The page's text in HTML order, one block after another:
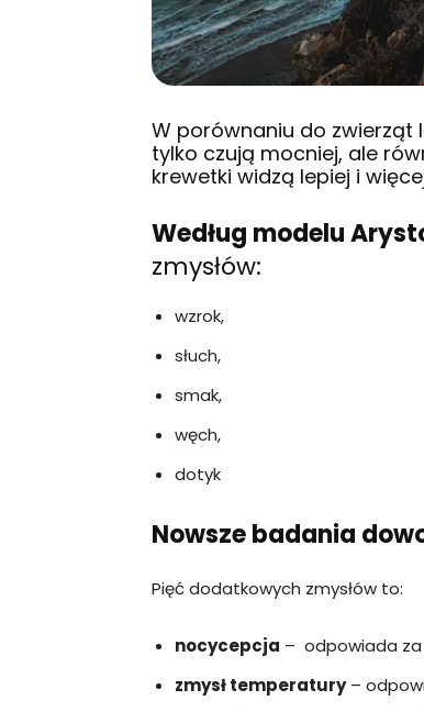
W porównaniu do zwierząt
tylko czują mocniej, ale
krewetki widzą lepiej i
Według modelu
zmysłów:
wzrok,
słuch,
smak,
węch,
dotyk
Nowsze badania
Pięć dodatkowych zmysłów to:
nocycepcja – odpowiada za
zmysł temperatury–